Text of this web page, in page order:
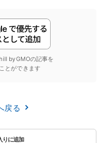
byGMOの記事を
とができます
戻る